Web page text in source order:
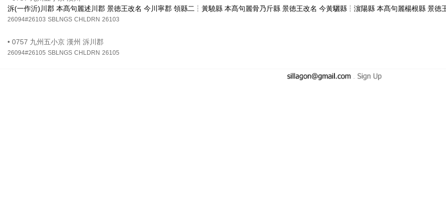
泝(一作沂)川郡 本髙句麗述川郡 景徳王改名 今川寧郡 領縣二┆黃驍縣 本髙句麗骨乃斤縣 景徳王改名 今黃驪縣┆濵陽縣 本髙句麗楊根縣 景徳
26094#26103 SBLNGS CHLDRN 26103
• 0757 九州五小京 漢州 泝川郡
26094#26105 SBLNGS CHLDRN 26105
-